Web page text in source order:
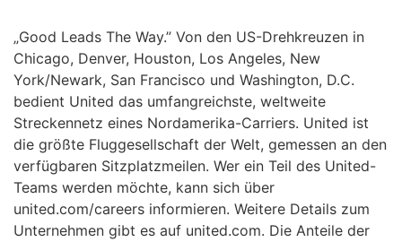
„Good Leads The Way.” Von den US-Drehkreuzen in
Chicago, Denver, Houston, Los Angeles, New
York/Newark, San Francisco und Washington, D.C.
bedient United das umfangreichste, weltweite
Streckennetz eines Nordamerika-Carriers. United ist
die größte Fluggesellschaft der Welt, gemessen an den
verfügbaren Sitzplatzmeilen. Wer ein Teil des United-
Teams werden möchte, kann sich über
united.com/careers informieren. Weitere Details zum
Unternehmen gibt es auf united.com. Die Anteile der